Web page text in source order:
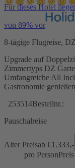
Für dieses Hotel
von 89% vor
8-tägige Flugreise,
Upgrade auf
Zimmertyps DZ
Umfangreiche All
Gastronomie genießen
253514Bestellnr.:
Pauschalreise
Alter Preisab €1.333,-
pro Person